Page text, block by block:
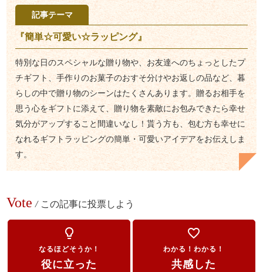
記事テーマ
『簡単☆可愛い☆ラッピング』
特別な日のスペシャルな贈り物や、お友達へのちょっとしたプ
チギフト、手作りのお菓子のおすそ分けやお返しの品など、暮
らしの中で贈り物のシーンはたくさんあります。贈るお相手を
思う心をギフトに添えて、贈り物を素敵にお包みできたら幸せ
気分がアップすること間違いなし！貰う方も、包む方も幸せに
なれるギフトラッピングの簡単・可愛いアイデアをお伝えしま
す。
Vote / この記事に投票しよう
lightbulb_outline
なるほどそうか！
役に立った
favorite_border
わかる！わかる！
共感した